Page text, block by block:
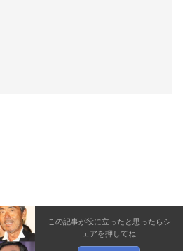
この記事が役に立ったと思ったらシ
ェアを押してね